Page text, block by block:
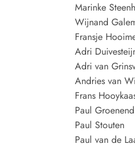
Marinke
Wijnand
Fransje
Adri
Adri van
Andries van
Frans
Paul
Paul Stouten
Paul van de